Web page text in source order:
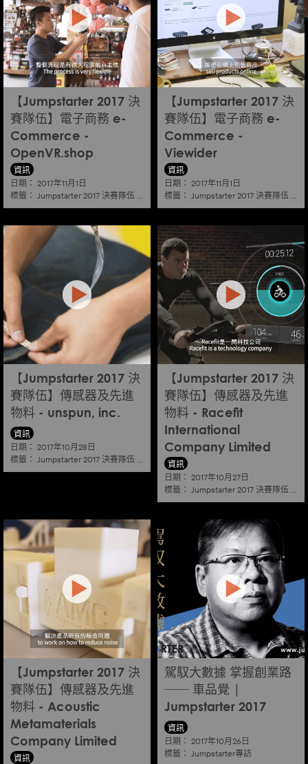
【Jumpstarter 2017 決
賽隊伍】電子商務 e-
Commerce -
OpenVR.shop
資訊
日期： 2017年11月1日
標籤： Jumpstarter 2017 決賽隊伍 電子商務 e-commerce
【Jumpstarter 2017 決
賽隊伍】電子商務 e-
Commerce -
Viewider
資訊
日期： 2017年11月1日
標籤： Jumpstarter 2017 決賽隊伍
【Jumpstarter 2017 決
賽隊伍】傳感器及先進
物料 - unspun, inc.
資訊
日期： 2017年10月28日
標籤： Jumpstarter 2017 決賽隊伍 傳感器及先進物料
【Jumpstarter 2017 決
賽隊伍】傳感器及先進
物料 - Racefit
International
Company Limited
資訊
日期： 2017年10月27日
標籤： Jumpstarter 2017 決賽隊伍
【Jumpstarter 2017 決
賽隊伍】傳感器及先進
物料 - Acoustic
Metamaterials
Company Limited
資訊
駕馭大數據 掌握創業路
── 車品覺 |
Jumpstarter 2017
資訊
日期： 2017年10月26日
標籤： Jumpstarter專訪